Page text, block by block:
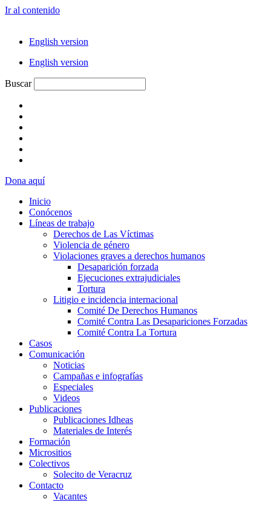
Ir al contenido
English version
English version
Buscar
Dona aquí
Inicio
Conócenos
Líneas de trabajo
Derechos de Las Víctimas
Violencia de género
Violaciones graves a derechos humanos
Desaparición forzada​
Ejecuciones extrajudiciales
Tortura
Litigio e incidencia internacional
Comité De Derechos Humanos​
Comité Contra Las Desapariciones Forzadas
Comité Contra La Tortura​
Casos
Comunicación
Noticias
Campañas e infografías
Especiales
Videos
Publicaciones
Publicaciones Idheas
Materiales de Interés
Formación
Micrositios
Colectivos
Solecito de Veracruz
Contacto
Vacantes